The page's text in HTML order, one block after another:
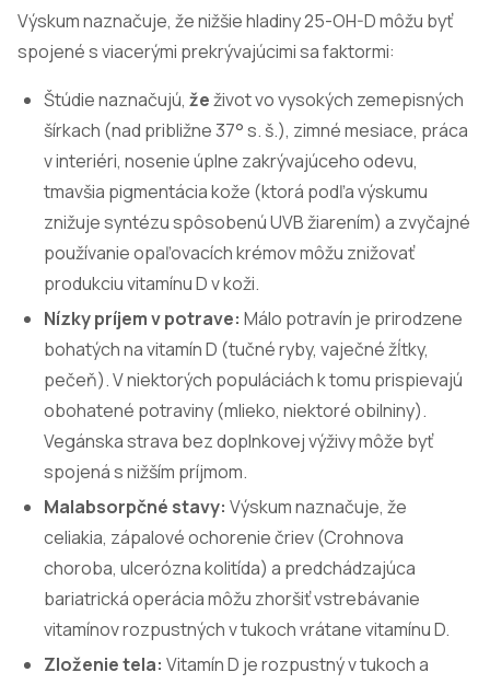
Výskum naznačuje, že nižšie hladiny 25-OH-D môžu byť
spojené s viacerými prekrývajúcimi sa faktormi:
Štúdie naznačujú, žeživot vo vysokých zemepisných
šírkach (nad približne 37° s. š.), zimné mesiace, práca
v interiéri, nosenie úplne zakrývajúceho odevu,
tmavšia pigmentácia kože (ktorá podľa výskumu
znižuje syntézu spôsobenú UVB žiarením) a zvyčajné
používanie opaľovacích krémov môžu znižovať
produkciu vitamínu D v koži.
Nízky príjem v potrave: Málo potravín je prirodzene
bohatých na vitamín D (tučné ryby, vaječné žĺtky,
pečeň). V niektorých populáciách k tomu prispievajú
obohatené potraviny (mlieko, niektoré obilniny).
Vegánska strava bez doplnkovej výživy môže byť
spojená s nižším príjmom.
Malabsorpčné stavy: Výskum naznačuje, že
celiakia, zápalové ochorenie čriev (Crohnova
choroba, ulcerózna kolitída) a predchádzajúca
bariatrická operácia môžu zhoršiť vstrebávanie
vitamínov rozpustných v tukoch vrátane vitamínu D.
Zloženie tela: Vitamín D je rozpustný v tukoch a